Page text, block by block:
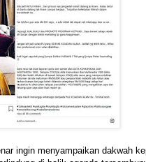
ingin menyampaikan dakwah